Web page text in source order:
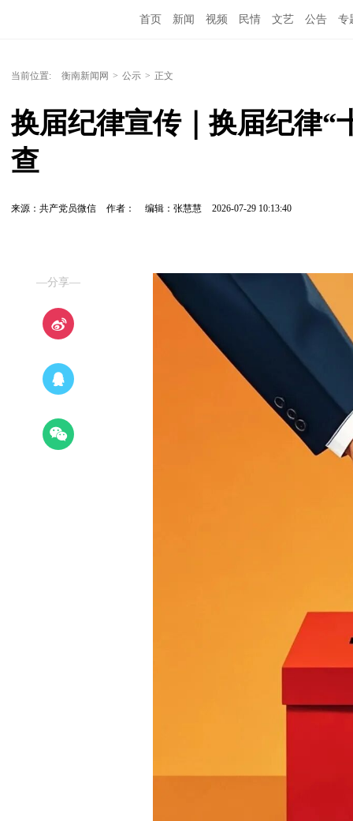
首页 新闻 视频 民情 文艺 公告 专
当前位置: 衡南新闻网 > 公示 > 正文
换届纪律宣传｜换届纪律“
查
来源：共产党员微信 作者： 编辑：张慧慧 2026-07-29 10:13:40
—分享—